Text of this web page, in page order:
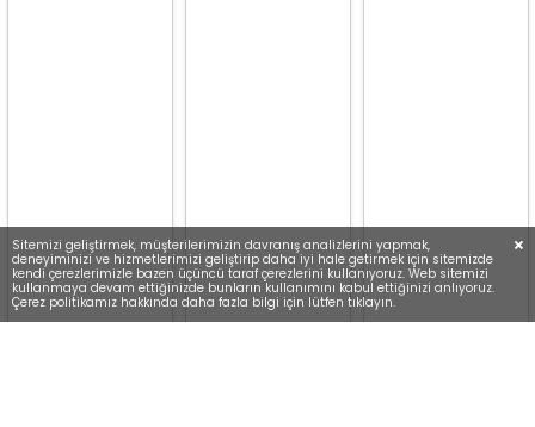
Sitemizi geliştirmek, müşterilerimizin davranış analizlerini yapmak,
deneyiminizi ve hizmetlerimizi geliştirip daha iyi hale getirmek için sitemizde
kendi çerezlerimizle bazen üçüncü taraf çerezlerini kullanıyoruz. Web sitemizi
kullanmaya devam ettiğinizde bunların kullanımını kabul ettiğinizi anlıyoruz.
Çerez politikamız hakkında daha fazla bilgi için lütfen tıklayın.